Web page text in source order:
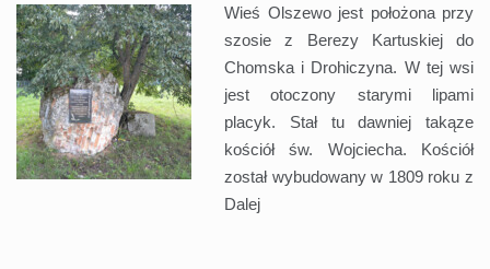
Wieś Olszewo jest położona przy
szosie z Berezy Kartuskiej do
Chomska i Drohiczyna. W tej wsi
jest otoczony starymi lipami
placyk. Stał tu dawniej takąze
kościół św. Wojciecha. Kościół
został wybudowany w 1809 roku z
Dalej